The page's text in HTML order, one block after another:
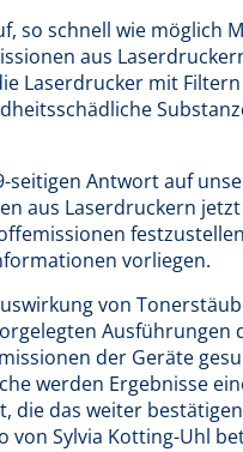
so schnell wie möglich
aus
Laserdrucker mit
seitigen Antwort auf
aus Laserdruckern
vorliegen.
von
der Geräte
werden Ergebnisse
die das weiter
von Sylvia Kotting-Uhl